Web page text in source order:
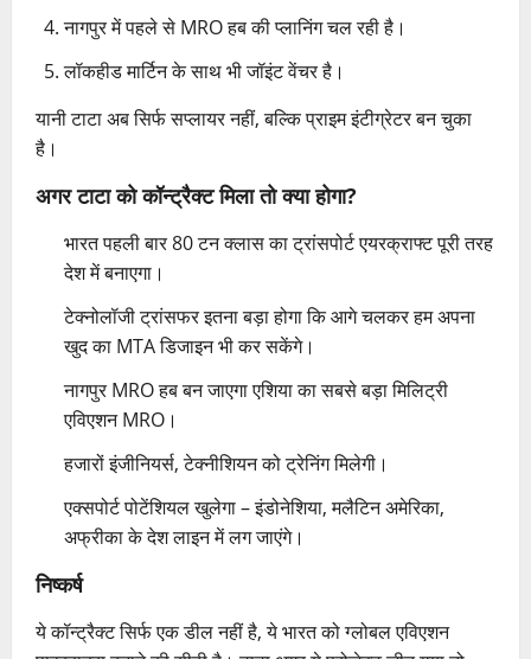
नागपुर में पहले से MRO हब की प्लानिंग चल रही है।
लॉकहीड मार्टिन के साथ भी जॉइंट वेंचर है।
यानी टाटा अब सिर्फ सप्लायर नहीं, बल्कि प्राइम इंटीग्रेटर बन चुका
है।
अगर टाटा को कॉन्ट्रैक्ट मिला तो क्या होगा?
भारत पहली बार 80 टन क्लास का ट्रांसपोर्ट एयरक्राफ्ट पूरी तरह
देश में बनाएगा।
टेक्नोलॉजी ट्रांसफर इतना बड़ा होगा कि आगे चलकर हम अपना
खुद का MTA डिजाइन भी कर सकेंगे।
नागपुर MRO हब बन जाएगा एशिया का सबसे बड़ा मिलिट्री
एविएशन MRO।
हजारों इंजीनियर्स, टेक्नीशियन को ट्रेनिंग मिलेगी।
एक्सपोर्ट पोटेंशियल खुलेगा – इंडोनेशिया, मलैटिन अमेरिका,
अफ्रीका के देश लाइन में लग जाएंगे।
निष्कर्ष
ये कॉन्ट्रैक्ट सिर्फ एक डील नहीं है, ये भारत को ग्लोबल एविएशन